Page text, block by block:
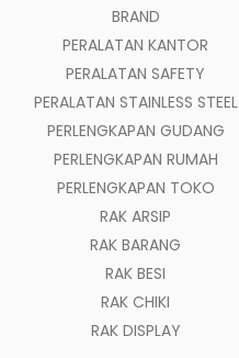
BRAND
PERALATAN KANTOR
PERALATAN SAFETY
PERALATAN STAINLESS STEEL
PERLENGKAPAN GUDANG
PERLENGKAPAN RUMAH
PERLENGKAPAN TOKO
RAK ARSIP
RAK BARANG
RAK BESI
RAK CHIKI
RAK DISPLAY